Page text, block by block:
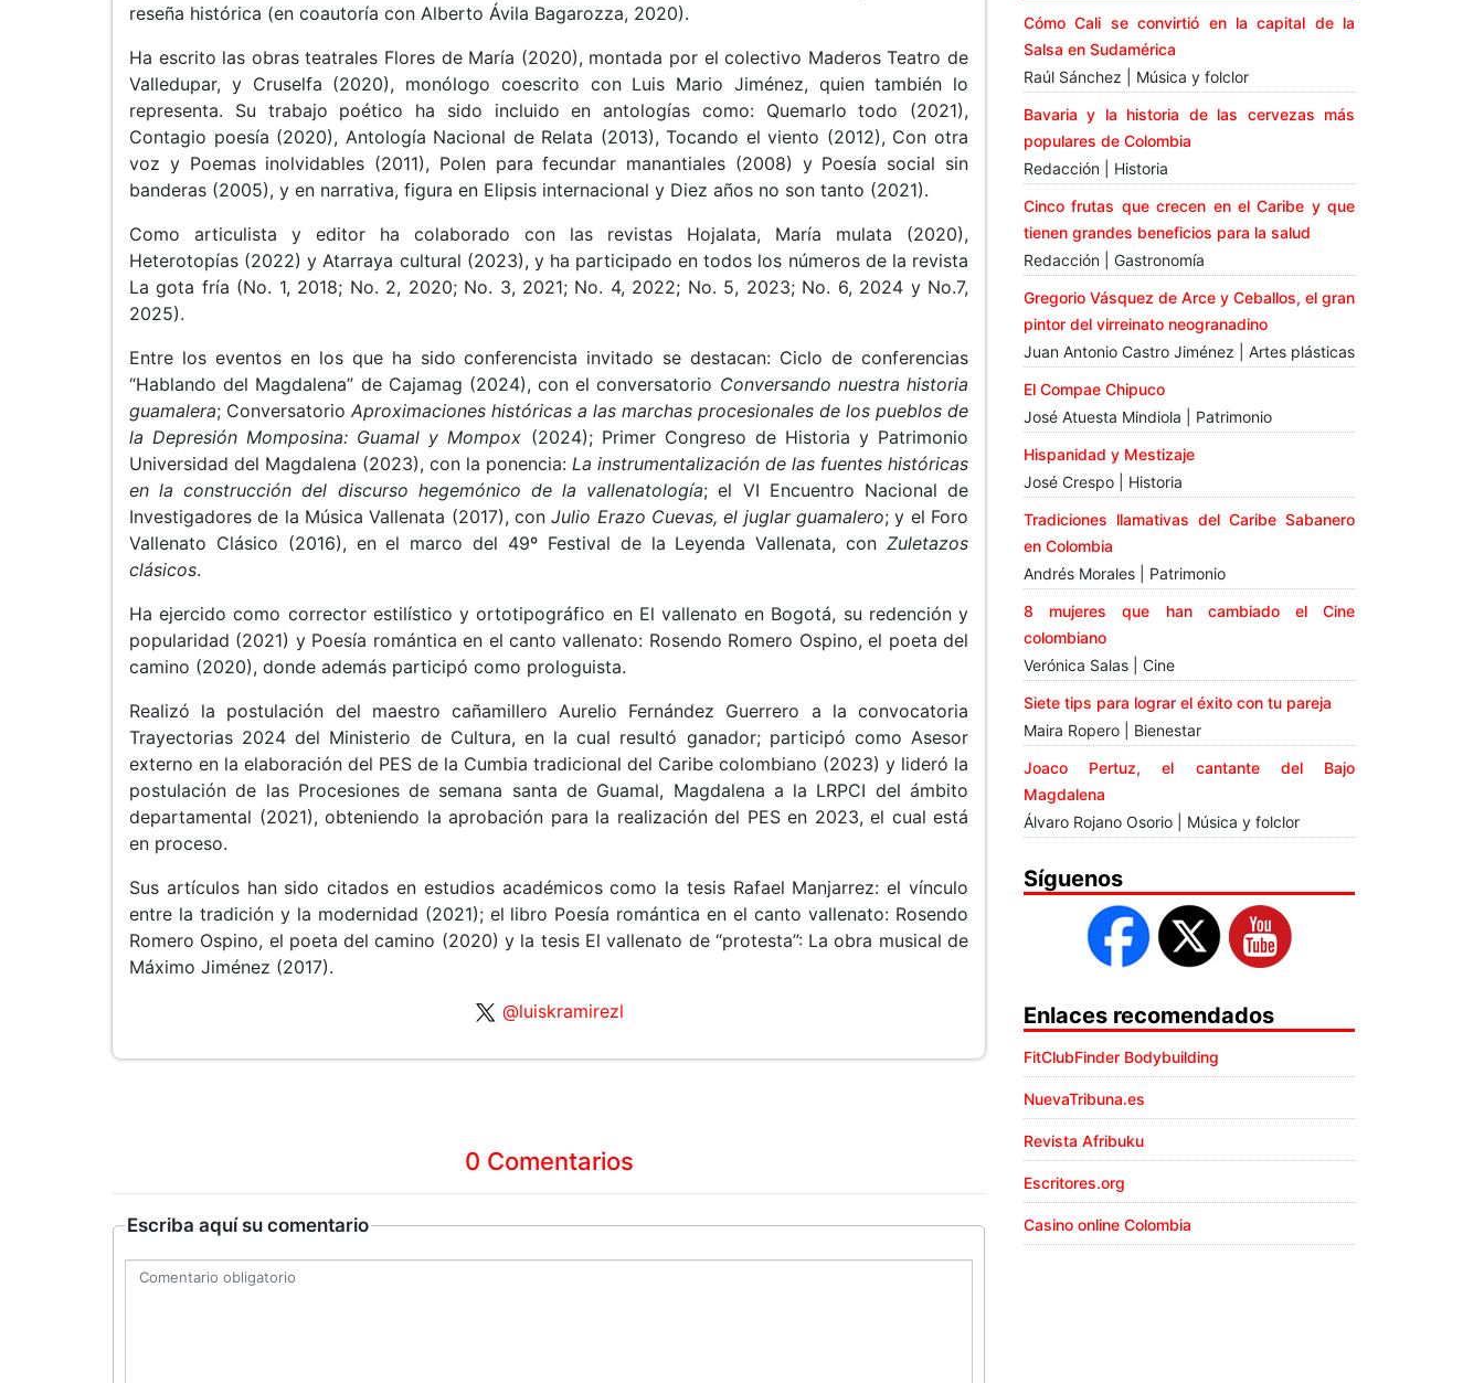
reseña histórica (en coautoría con Alberto Ávila Bagarozza, 2020).
Ha escrito las obras teatrales Flores de María (2020), montada por el colectivo Maderos Teatro de
Valledupar, y Cruselfa (2020), monólogo coescrito con Luis Mario Jiménez, quien también lo
representa. Su trabajo poético ha sido incluido en antologías como: Quemarlo todo (2021),
Contagio poesía (2020), Antología Nacional de Relata (2013), Tocando el viento (2012), Con otra
voz y Poemas inolvidables (2011), Polen para fecundar manantiales (2008) y Poesía social sin
banderas (2005), y en narrativa, figura en Elipsis internacional y Diez años no son tanto (2021).
Como articulista y editor ha colaborado con las revistas Hojalata, María mulata (2020),
Heterotopías (2022) y Atarraya cultural (2023), y ha participado en todos los números de la revista
La gota fría (No. 1, 2018; No. 2, 2020; No. 3, 2021; No. 4, 2022; No. 5, 2023; No. 6, 2024 y No.7,
2025).
Entre los eventos en los que ha sido conferencista invitado se destacan: Ciclo de conferencias
“Hablando del Magdalena” de Cajamag (2024), con el conversatorio Conversando nuestra historia
guamalera; Conversatorio Aproximaciones históricas a las marchas procesionales de los pueblos de
la Depresión Momposina: Guamal y Mompox (2024); Primer Congreso de Historia y Patrimonio
Universidad del Magdalena (2023), con la ponencia: La instrumentalización de las fuentes históricas
en la construcción del discurso hegemónico de la vallenatología; el VI Encuentro Nacional de
Investigadores de la Música Vallenata (2017), conJulio Erazo Cuevas, el juglar guamalero; y el Foro
Vallenato Clásico (2016), en el marco del 49º Festival de la Leyenda Vallenata, con Zuletazos
clásicos.
Ha ejercido como corrector estilístico y ortotipográfico en El vallenato en Bogotá, su redención y
popularidad (2021) y Poesía romántica en el canto vallenato: Rosendo Romero Ospino, el poeta del
camino (2020), donde además participó como prologuista.
Realizó la postulación del maestro cañamillero Aurelio Fernández Guerrero a la convocatoria
Trayectorias 2024 del Ministerio de Cultura, en la cual resultó ganador; participó como Asesor
externo en la elaboración del PES de la Cumbia tradicional del Caribe colombiano (2023) y lideró la
postulación de las Procesiones de semana santa de Guamal, Magdalena a la LRPCI del ámbito
departamental (2021), obteniendo la aprobación para la realización del PES en 2023, el cual está
en proceso.
Sus artículos han sido citados en estudios académicos como la tesis Rafael Manjarrez: el vínculo
entre la tradición y la modernidad (2021); el libro Poesía romántica en el canto vallenato: Rosendo
Romero Ospino, el poeta del camino (2020) y la tesis El vallenato de “protesta”: La obra musical de
Máximo Jiménez (2017).
@luiskramirezl
0 Comentarios
Escriba aquí su comentario
Cómo Cali se convirtió en la capital de la
Salsa en Sudamérica
Raúl Sánchez | Música y folclor
Bavaria y la historia de las cervezas más
populares de Colombia
Redacción | Historia
Cinco frutas que crecen en el Caribe y que
tienen grandes beneficios para la salud
Redacción | Gastronomía
Gregorio Vásquez de Arce y Ceballos, el gran
pintor del virreinato neogranadino
Juan Antonio Castro Jiménez | Artes plásticas
El Compae Chipuco
José Atuesta Mindiola | Patrimonio
Hispanidad y Mestizaje
José Crespo | Historia
Tradiciones llamativas del Caribe Sabanero
en Colombia
Andrés Morales | Patrimonio
8 mujeres que han cambiado el Cine
colombiano
Verónica Salas | Cine
Siete tips para lograr el éxito con tu pareja
Maira Ropero | Bienestar
Joaco Pertuz, el cantante del Bajo
Magdalena
Álvaro Rojano Osorio | Música y folclor
Síguenos
Enlaces recomendados
FitClubFinder Bodybuilding
NuevaTribuna.es
Revista Afribuku
Escritores.org
Casino online Colombia